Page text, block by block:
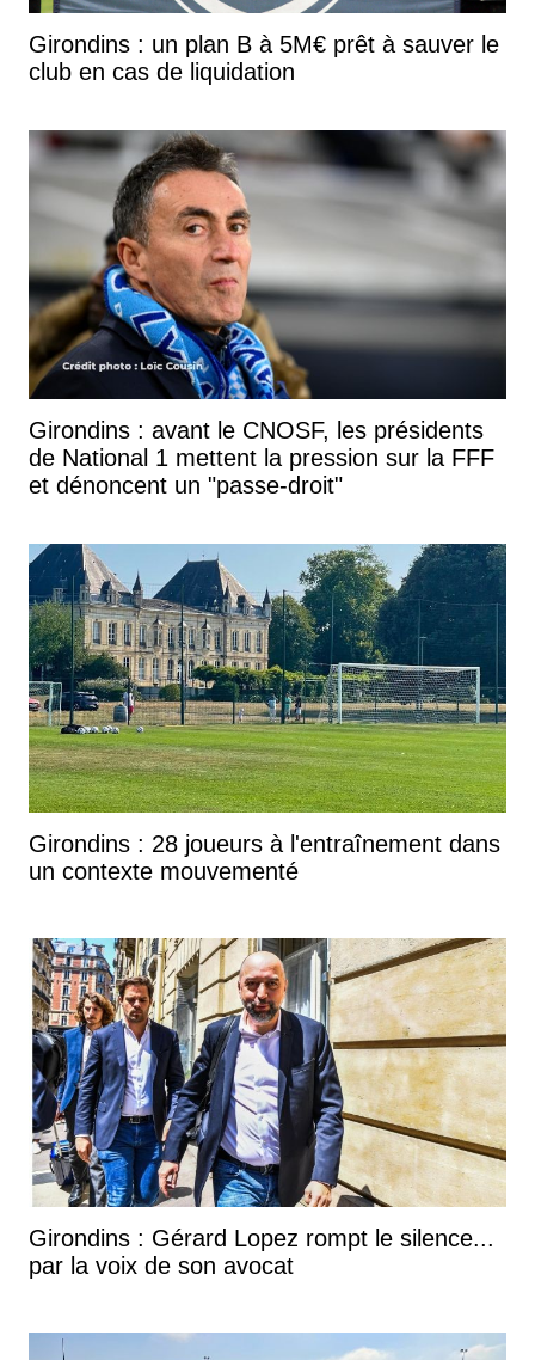
Girondins : un plan B à 5M€ prêt à sauver le
club en cas de liquidation
Girondins : avant le CNOSF, les présidents
de National 1 mettent la pression sur la FFF
et dénoncent un "passe-droit"
Girondins : 28 joueurs à l'entraînement dans
un contexte mouvementé
Girondins : Gérard Lopez rompt le silence...
par la voix de son avocat